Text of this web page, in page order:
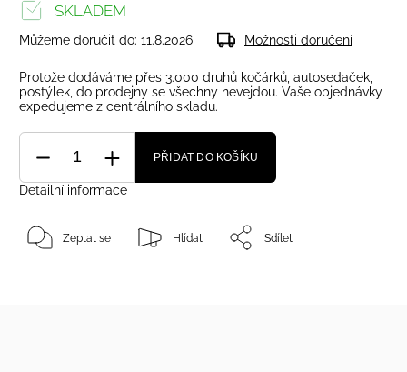
SKLADEM
Můžeme doručit do: 11.8.2026 Možnosti doručení
Protože dodáváme přes 3.000 druhů kočárků, autosedaček,
postýlek, do prodejny se všechny nevejdou. Vaše objednávky
expedujeme z centrálního skladu.
PŘIDAT DO KOŠÍKU
Detailní informace
Zeptat se Hlídat Sdílet